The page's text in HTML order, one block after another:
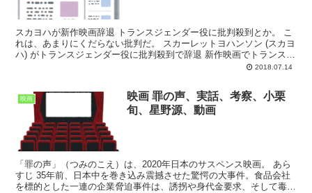
スカヨハが新作映画辞退 トランスジェンダー役に批判殺到とか。 こ
れは、あまりにくだらない批判だ。 スカーレットヨハンソン (スカヨ
ハ) がトランスジェンダー役に批判殺到で辞退 新作映画でトランスジ
2018.07.14
映画
映画 罪の声、実話、考察、小栗
旬、星野源、動画
「罪の声」（つみのこえ）は、2020年日本のサスペンス映画。 あら
すじ 35年前、日本中を巻き込み震撼させた驚愕の大事件。食品会社
を標的とした一連の企業脅迫事件は、誘拐や身代金要求、そして毒物